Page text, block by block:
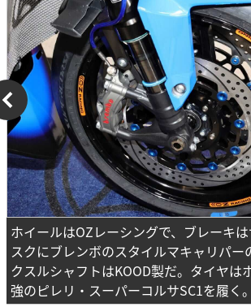
ホイールはOZレーシングで、ブレーキ
スクにブレンボのスタイルマキャリパー
クスルシャフトはKOOD製だ。タイヤは
強のピレリ・スーパーコルサSC1を履く。